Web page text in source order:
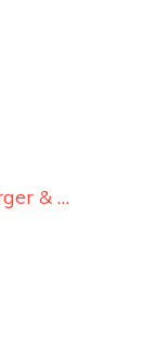
Buffalo Bill Burger & Beer